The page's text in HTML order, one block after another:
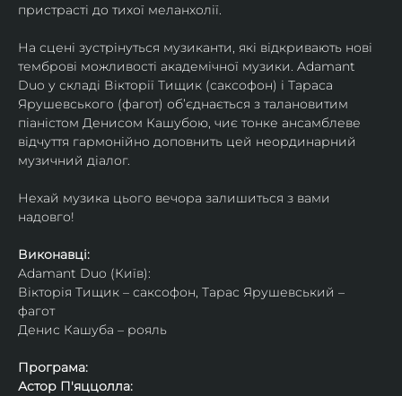
пристрасті до тихої меланхолії.
На сцені зустрінуться музиканти, які відкривають нові
темброві можливості академічної музики. Adamant
Duo у складі Вікторії Тищик (саксофон) і Тараса
Ярушевського (фагот) об’єднається з талановитим
піаністом Денисом Кашубою, чиє тонке ансамблеве
відчуття гармонійно доповнить цей неординарний
музичний діалог.
Нехай музика цього вечора залишиться з вами
надовго!
Виконавці:
Adamant Duo (Київ):
Вікторія Тищик – саксофон, Тарас Ярушевський –
фагот
Денис Кашуба – рояль
Програма:
Астор П'яццолла: